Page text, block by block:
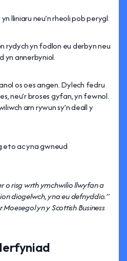
lliniaru neu’n rheoli pob perygl.
rydych yn fodlon eu derbyn neu
yn annerbyniol.
os oes angen. Dylech fedru
neu’r broses gyfan, yn fewnol.
am rywun sy’n deall y
eto ac yna gwneud
o risg wrth ymchwilio llwyfan a
diogelwch, yna eu defnyddio.”
yn y Scottish Business